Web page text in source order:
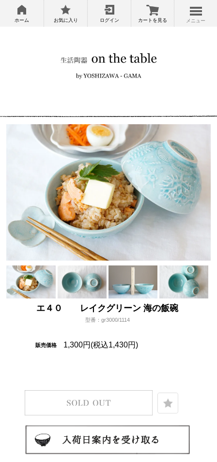
ホーム お気に入り ログイン カートを見る メニュー
エ４０ レイクグリーン 海の飯碗
型番：gr3000/1114
販売価格 1,300円(税込1,430円)